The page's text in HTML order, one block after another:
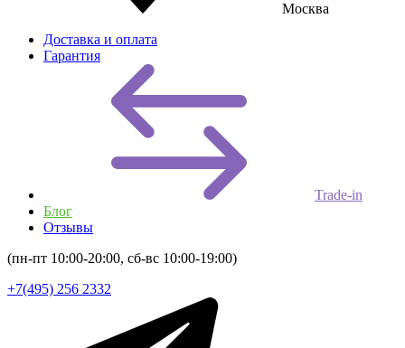
Москва
Доставка и оплата
Гарантия
Trade-in
Блог
Отзывы
(пн-пт 10:00-20:00, сб-вс 10:00-19:00)
+7(495) 256 2332